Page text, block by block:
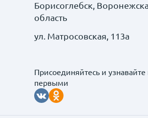
Борисоглебск,
область
ул. Матросовская, 113а
Присоединяйтесь и узнавайте
первыми